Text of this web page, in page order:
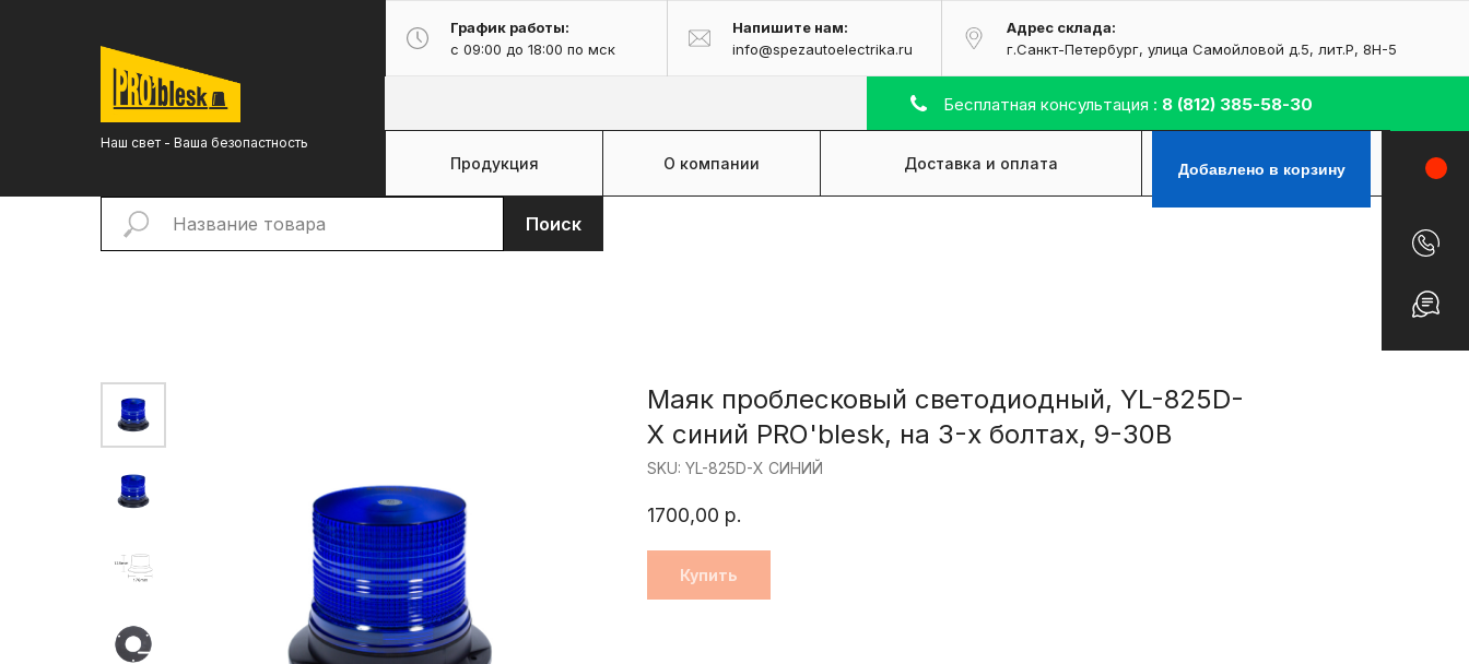
График работы:
с 09:00 до 18:00 по мск
Адрес склада:
г.Санкт-Петербург, улица Самойловой д.5, лит.Р, 8H-5
Напишите нам:
info@spezautoelectrika.ru
Бесплатная консультация : 8 (812) 385-58-30
Добавлено в корзину
Наш свет - Ваша безопастность
Продукция О компании Доставка и оплата Контакты
Поиск
Маяк проблесковый светодиодный, YL-825D-
X синий PRO'blesk, на 3-х болтах, 9-30В
SKU: YL-825D-X СИНИЙ
1700,00 р.
Купить